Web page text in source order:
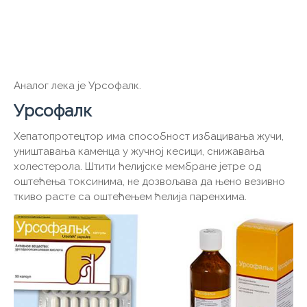
Аналог лека је Урсофалк.
Урсофалк
Хепатопротецтор има способност избацивања жучи,
уништавања каменца у жучној кесици, снижавања
холестерола. Штити ћелијске мембране јетре од
оштећења токсинима, не дозвољава да њено везивно
ткиво расте са оштећењем ћелија паренхима.